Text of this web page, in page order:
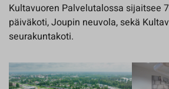
Kultavuoren Palvelutalossa sijaitsee
päiväkoti, Joupin neuvola, sekä
seurakuntakoti.